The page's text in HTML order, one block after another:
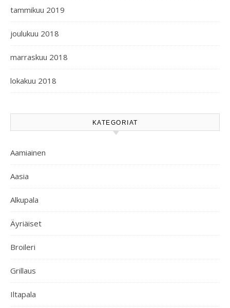
tammikuu 2019
joulukuu 2018
marraskuu 2018
lokakuu 2018
KATEGORIAT
Aamiainen
Aasia
Alkupala
Äyriäiset
Broileri
Grillaus
Iltapala